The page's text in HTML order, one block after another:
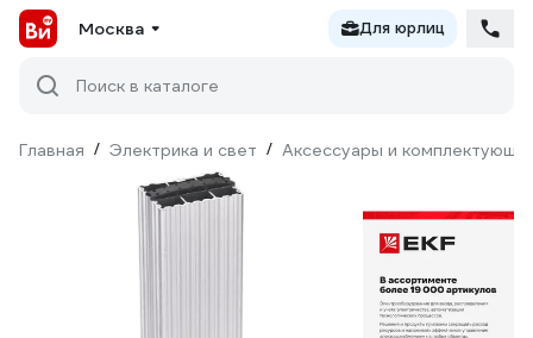
Москва Для юрлиц
Поиск в каталоге
Главная / Электрика и свет / Аксессуары и